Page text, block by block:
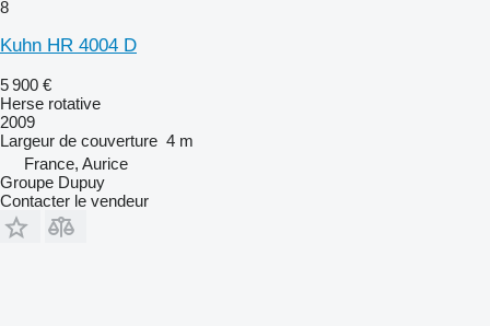
8
Kuhn HR 4004 D
5 900 €
Herse rotative
2009
Largeur de couverture 4 m
France, Aurice
Groupe Dupuy
Contacter le vendeur